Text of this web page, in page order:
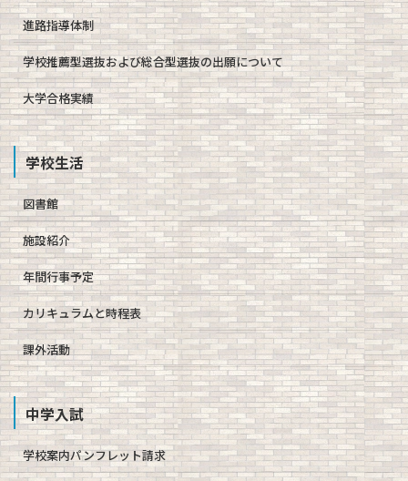
進路指導体制
学校推薦型選抜および総合型選抜の出願について
大学合格実績
学校生活
図書館
施設紹介
年間行事予定
カリキュラムと時程表
課外活動
中学入試
学校案内パンフレット請求